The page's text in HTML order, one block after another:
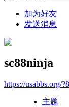
加为好友
发送消息
sc88ninja
https://usabbs.org/
主题